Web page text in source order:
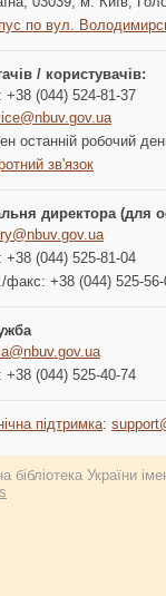
по вул.
/ користувачів:
+38 (044) 524-81-37
останній робочий
зв'язок
директора (для
+38 (044) 525-81-04
факс: +38 (044) 525-56-
+38 (044) 525-40-74
підтримка:
України